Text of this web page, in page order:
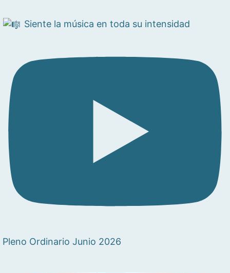
Siente la música en toda su intensidad
Pleno Ordinario Junio 2026